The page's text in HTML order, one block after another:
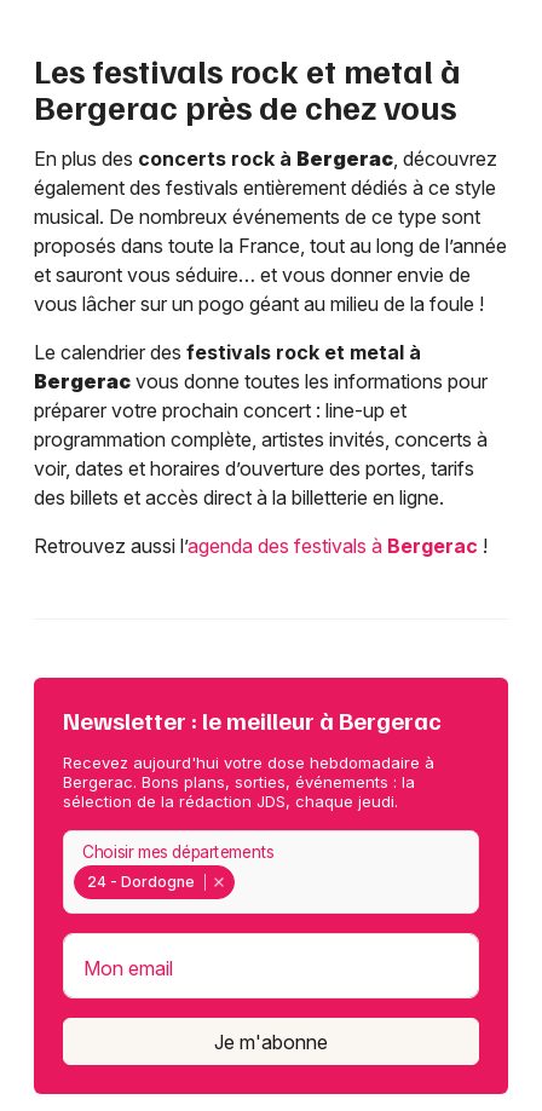
Les festivals rock et metal à
Bergerac près de chez vous
En plus des concerts rock à Bergerac, découvrez
également des festivals entièrement dédiés à ce style
musical. De nombreux événements de ce type sont
proposés dans toute la France, tout au long de l’année
et sauront vous séduire… et vous donner envie de
vous lâcher sur un pogo géant au milieu de la foule !
Le calendrier des festivals rock et metal à
Bergerac vous donne toutes les informations pour
préparer votre prochain concert : line-up et
programmation complète, artistes invités, concerts à
voir, dates et horaires d’ouverture des portes, tarifs
des billets et accès direct à la billetterie en ligne.
Retrouvez aussi l’agenda des festivals à Bergerac !
Newsletter : le meilleur à Bergerac
Recevez aujourd'hui votre dose hebdomadaire à
Bergerac. Bons plans, sorties, événements : la
sélection de la rédaction JDS, chaque jeudi.
24 - Dordogne
Choisir mes départements
Mon email
Je m'abonne